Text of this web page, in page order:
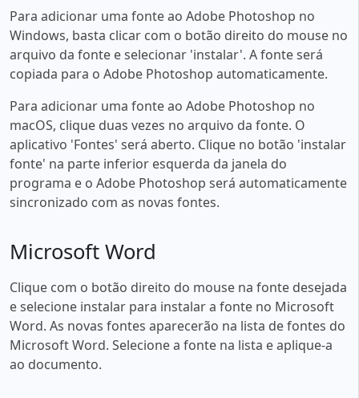
Para adicionar uma fonte ao Adobe Photoshop no
Windows, basta clicar com o botão direito do mouse no
arquivo da fonte e selecionar 'instalar'. A fonte será
copiada para o Adobe Photoshop automaticamente.
Para adicionar uma fonte ao Adobe Photoshop no
macOS, clique duas vezes no arquivo da fonte. O
aplicativo 'Fontes' será aberto. Clique no botão 'instalar
fonte' na parte inferior esquerda da janela do
programa e o Adobe Photoshop será automaticamente
sincronizado com as novas fontes.
Microsoft Word
Clique com o botão direito do mouse na fonte desejada
e selecione instalar para instalar a fonte no Microsoft
Word. As novas fontes aparecerão na lista de fontes do
Microsoft Word. Selecione a fonte na lista e aplique-a
ao documento.